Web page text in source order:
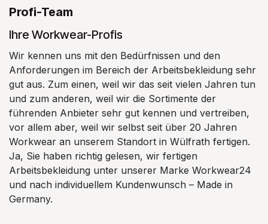
Profi-Team
Ihre Workwear-Profis
Wir kennen uns mit den Bedürfnissen und den
Anforderungen im Bereich der Arbeitsbekleidung sehr
gut aus. Zum einen, weil wir das seit vielen Jahren tun
und zum anderen, weil wir die Sortimente der
führenden Anbieter sehr gut kennen und vertreiben,
vor allem aber, weil wir selbst seit über 20 Jahren
Workwear an unserem Standort in Wülfrath fertigen.
Ja, Sie haben richtig gelesen, wir fertigen
Arbeitsbekleidung unter unserer Marke Workwear24
und nach individuellem Kundenwunsch – Made in
Germany.